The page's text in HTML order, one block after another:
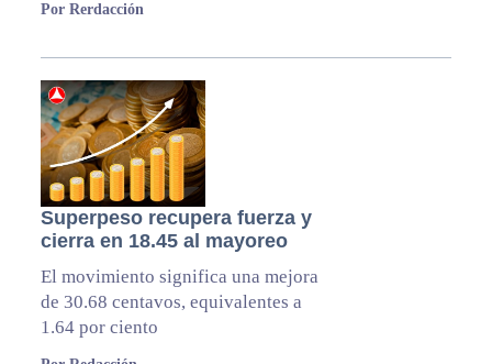
Por Rerdacción
Superpeso recupera fuerza y
cierra en 18.45 al mayoreo
El movimiento significa una mejora
de 30.68 centavos, equivalentes a
1.64 por ciento